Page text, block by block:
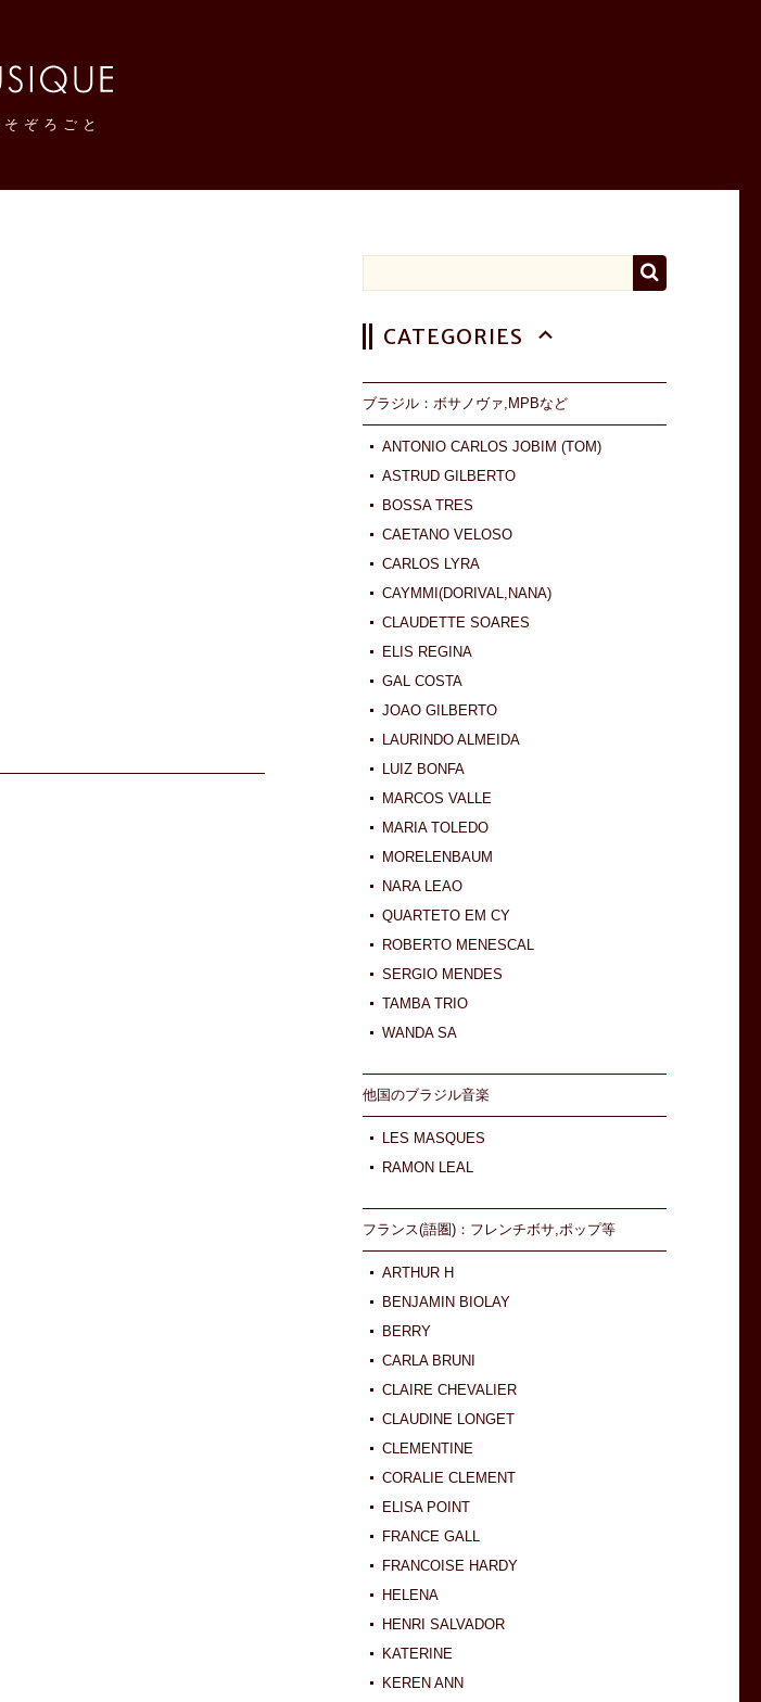
そ ぞ ろ ご と
CATEGORIES
ブラジル：ボサノヴァ,MPBなど
ANTONIO CARLOS JOBIM (TOM)
ASTRUD GILBERTO
BOSSA TRES
CAETANO VELOSO
CARLOS LYRA
CAYMMI(DORIVAL,NANA)
CLAUDETTE SOARES
ELIS REGINA
GAL COSTA
JOAO GILBERTO
LAURINDO ALMEIDA
LUIZ BONFA
MARCOS VALLE
MARIA TOLEDO
MORELENBAUM
NARA LEAO
QUARTETO EM CY
ROBERTO MENESCAL
SERGIO MENDES
TAMBA TRIO
WANDA SA
他国のブラジル音楽
LES MASQUES
RAMON LEAL
フランス(語圏)：フレンチボサ,ポップ等
ARTHUR H
BENJAMIN BIOLAY
BERRY
CARLA BRUNI
CLAIRE CHEVALIER
CLAUDINE LONGET
CLEMENTINE
CORALIE CLEMENT
ELISA POINT
FRANCE GALL
FRANCOISE HARDY
HELENA
HENRI SALVADOR
KATERINE
KEREN ANN